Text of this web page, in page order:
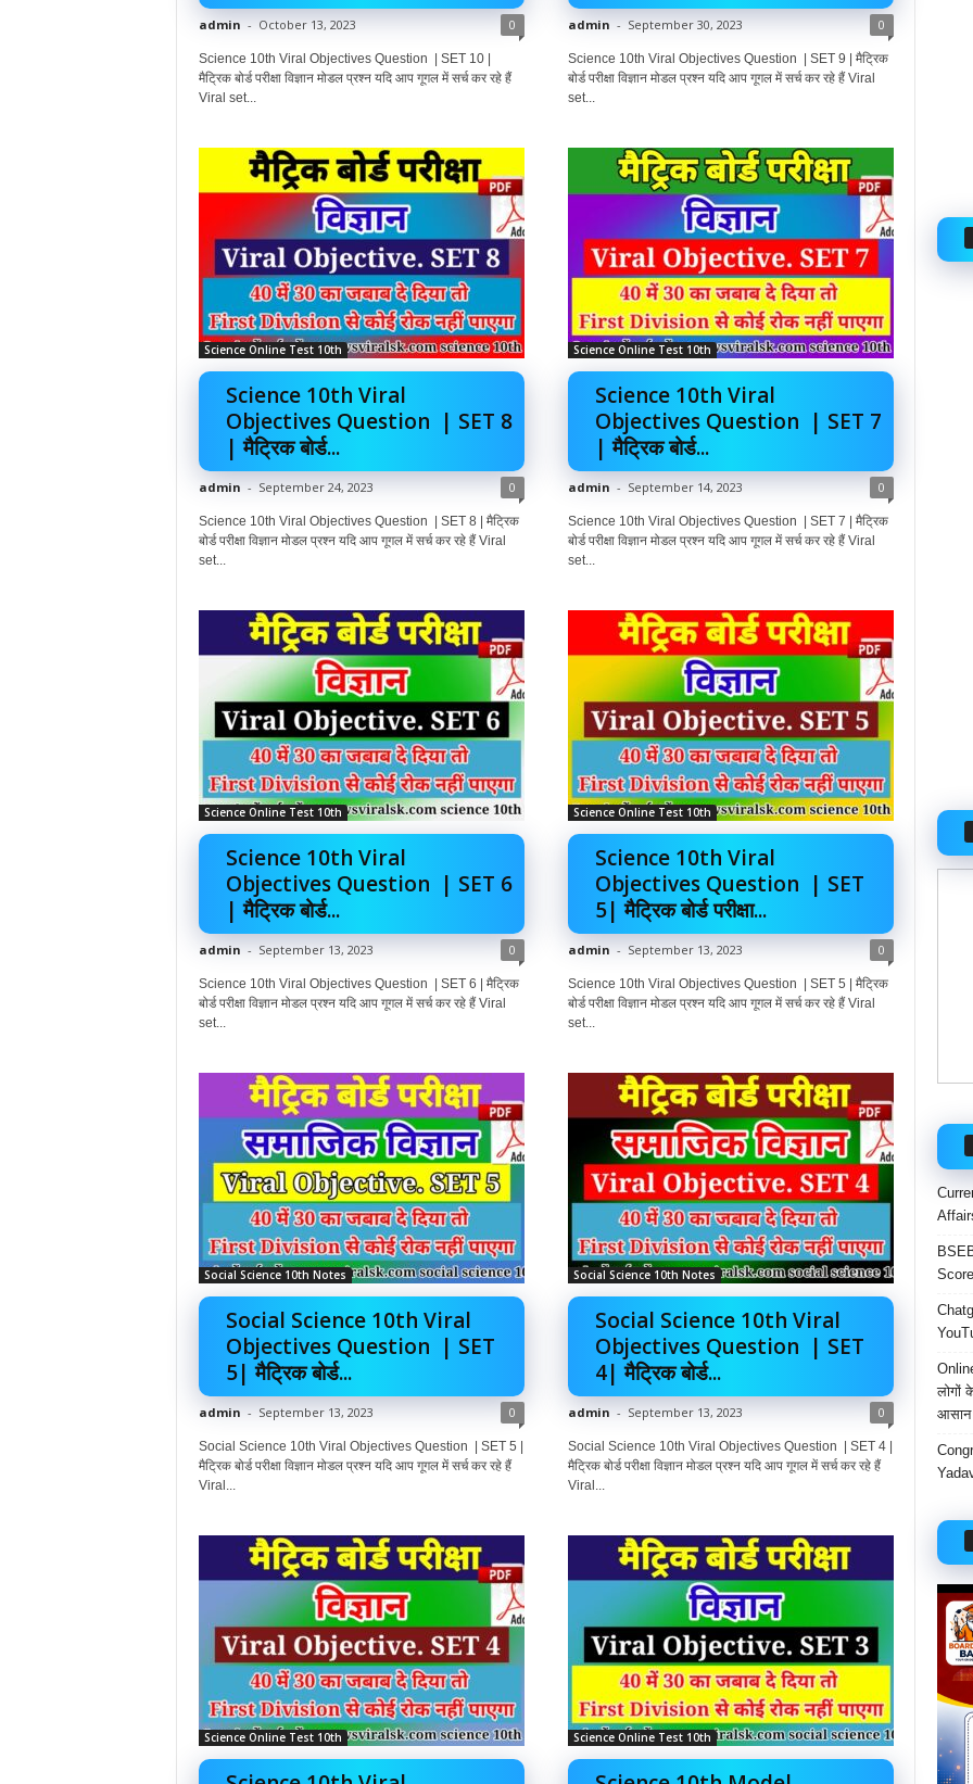
admin - October 13, 2023 0
Science 10th Viral Objectives Question | SET 10 |
मैट्रिक बोर्ड परीक्षा विज्ञान मोडल प्रश्न यदि आप गूगल में सर्च कर रहे हैं
Viral set...
admin - September 30, 2023 0
Science 10th Viral Objectives Question | SET 9 | मैट्रिक
बोर्ड परीक्षा विज्ञान मोडल प्रश्न यदि आप गूगल में सर्च कर रहे हैं Viral
set...
Science Online Test 10th
Science 10th Viral
Objectives Question | SET 8
| मैट्रिक बोर्ड...
admin - September 24, 2023 0
Science 10th Viral Objectives Question | SET 8 | मैट्रिक
बोर्ड परीक्षा विज्ञान मोडल प्रश्न यदि आप गूगल में सर्च कर रहे हैं Viral
set...
Science Online Test 10th
Science 10th Viral
Objectives Question | SET 7
| मैट्रिक बोर्ड...
admin - September 14, 2023 0
Science 10th Viral Objectives Question | SET 7 | मैट्रिक
बोर्ड परीक्षा विज्ञान मोडल प्रश्न यदि आप गूगल में सर्च कर रहे हैं Viral
set...
Science Online Test 10th
Science 10th Viral
Objectives Question | SET 6
| मैट्रिक बोर्ड...
admin - September 13, 2023 0
Science 10th Viral Objectives Question | SET 6 | मैट्रिक
बोर्ड परीक्षा विज्ञान मोडल प्रश्न यदि आप गूगल में सर्च कर रहे हैं Viral
set...
Science Online Test 10th
Science 10th Viral
Objectives Question | SET
5| मैट्रिक बोर्ड परीक्षा...
admin - September 13, 2023 0
Science 10th Viral Objectives Question | SET 5 | मैट्रिक
बोर्ड परीक्षा विज्ञान मोडल प्रश्न यदि आप गूगल में सर्च कर रहे हैं Viral
set...
Social Science 10th Notes
Social Science 10th Viral
Objectives Question | SET
5| मैट्रिक बोर्ड...
admin - September 13, 2023 0
Social Science 10th Viral Objectives Question | SET 5 |
मैट्रिक बोर्ड परीक्षा विज्ञान मोडल प्रश्न यदि आप गूगल में सर्च कर रहे हैं
Viral...
Social Science 10th Notes
Social Science 10th Viral
Objectives Question | SET
4| मैट्रिक बोर्ड...
admin - September 13, 2023 0
Social Science 10th Viral Objectives Question | SET 4 |
मैट्रिक बोर्ड परीक्षा विज्ञान मोडल प्रश्न यदि आप गूगल में सर्च कर रहे हैं
Viral...
Science Online Test 10th Science Online Test 10th
लोगों
आसान